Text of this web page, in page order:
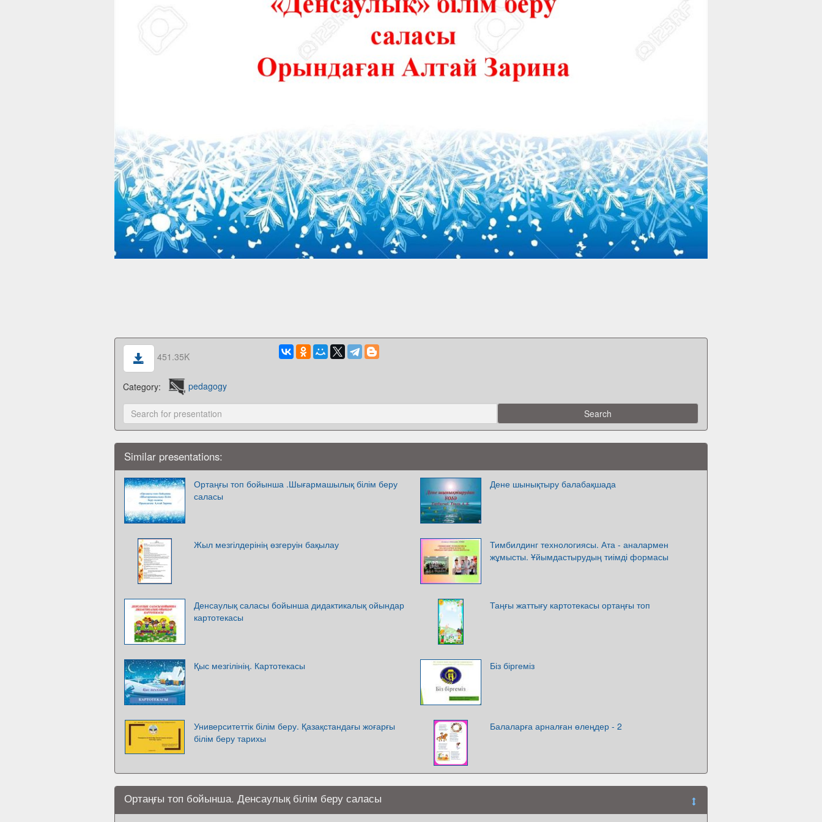
451.35K
Category: pedagogy
Similar presentations:
Ортаңғы топ бойынша .Шығармашылық білім беру
саласы
Дене шынықтыру балабақшада
Жыл мезгілдерінің өзгеруін бақылау
Тимбилдинг технологиясы. Ата - аналармен
жұмысты. Ұйымдастырудың тиімді формасы
Денсаулық саласы бойынша дидактикалық ойындар
картотекасы
Таңғы жаттығу картотекасы ортаңғы топ
Қыс мезгілінің. Картотекасы Біз біргеміз
Университеттік білім беру. Қазақстандағы жоғарғы
білім беру тарихы
Балаларға арналған өлеңдер - 2
Ортаңғы топ бойынша. Денсаулық білім беру саласы